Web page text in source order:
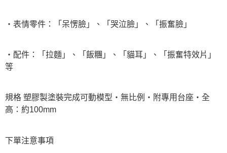
・表情零件：「呆愣臉」、「哭泣臉」、「振奮臉」
・配件：「拉麵」、「飯糰」、「貓耳」、「振奮特效片」
等
規格 塑膠製塗裝完成可動模型・無比例・附專用台座・全
高：約100mm
下單注意事項